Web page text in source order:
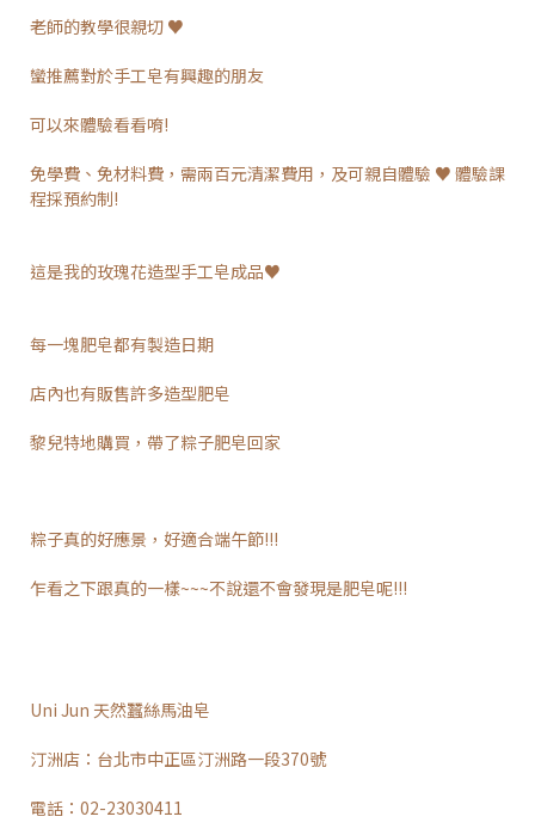
老師的教學很親切 ♥
蠻推薦對於手工皂有興趣的朋友
可以來體驗看看唷!
免學費、免材料費，需兩百元清潔費用，及可親自體驗 ♥ 體驗課
程採預約制!
這是我的玫瑰花造型手工皂成品♥
每一塊肥皂都有製造日期
店內也有販售許多造型肥皂
黎兒特地購買，帶了粽子肥皂回家
粽子真的好應景，好適合端午節!!!
乍看之下跟真的一樣~~~不說還不會發現是肥皂呢!!!
Uni Jun 天然蠶絲馬油皂
汀洲店：台北市中正區汀洲路一段370號
電話：02-23030411